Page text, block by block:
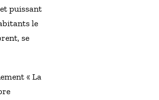
puissant
le
se
« La